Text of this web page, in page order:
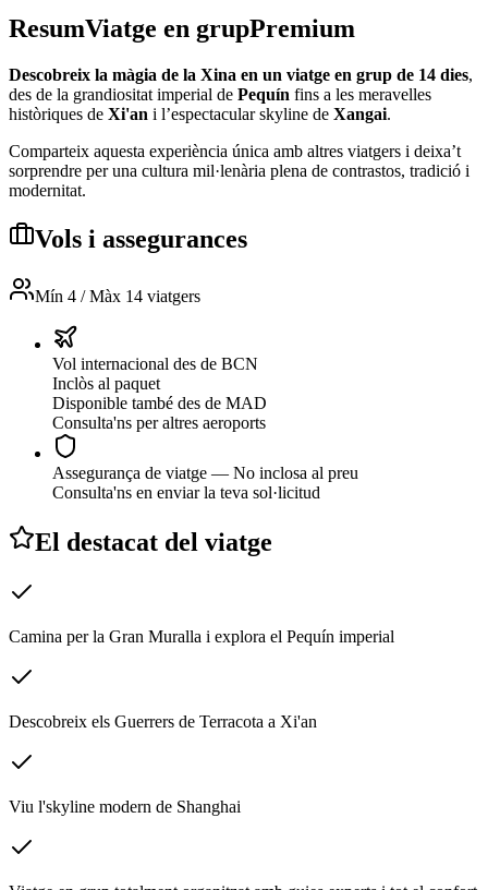
ResumViatge en grupPremium
Descobreix la màgia de la Xina en un viatge en grup de 14 dies,
des de la grandiositat imperial de Pequín fins a les meravelles
històriques de Xi'an i l’espectacular skyline de Xangai.
Comparteix aquesta experiència única amb altres viatgers i deixa’t
sorprendre per una cultura mil·lenària plena de contrastos, tradició i
modernitat.
Vols i assegurances
Mín 4 / Màx 14 viatgers
Vol internacional des de BCN
Inclòs al paquet
Disponible també des de MAD
Consulta'ns per altres aeroports
Assegurança de viatge — No inclosa al preu
Consulta'ns en enviar la teva sol·licitud
El destacat del viatge
Camina per la Gran Muralla i explora el Pequín imperial
Descobreix els Guerrers de Terracota a Xi'an
Viu l'skyline modern de Shanghai